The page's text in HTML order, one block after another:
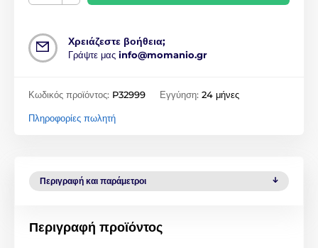
Χρειάζεστε βοήθεια;
Γράψτε μας info@momanio.gr
Κωδικός προϊόντος: P32999 Εγγύηση: 24 μήνες
Πληροφορίες πωλητή
Περιγραφή και παράμετροι
Περιγραφή προϊόντος